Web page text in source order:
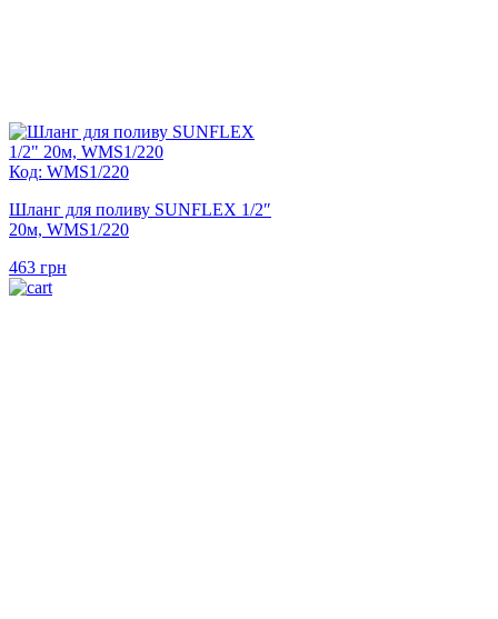
Код: WMS1/220
Шланг для поливу SUNFLEX 1/2″
20м, WMS1/220
463 грн